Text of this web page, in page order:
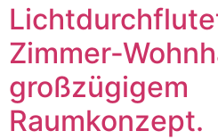
Zimmer-
großzügigem
Raumkonzept.